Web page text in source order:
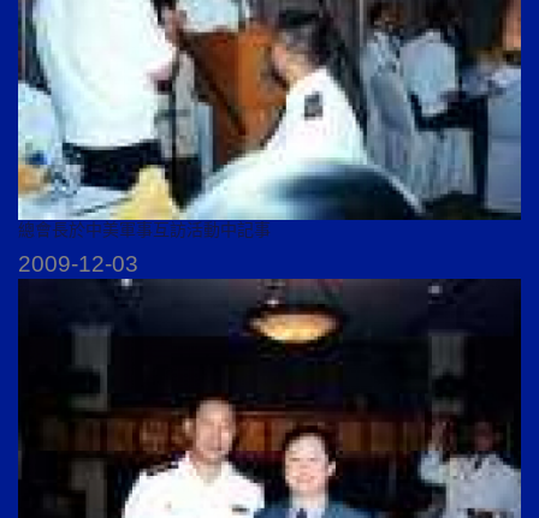
總會長於中美軍事互訪活動中記事
2009-12-03